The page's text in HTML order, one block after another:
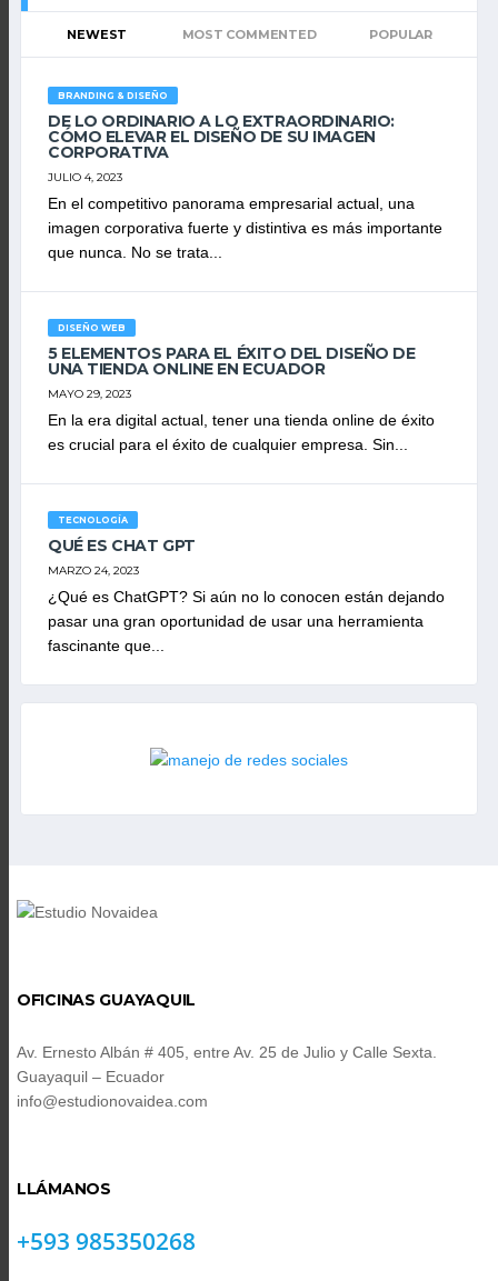
NEWEST MOST COMMENTED POPULAR
BRANDING & DISEÑO
DE LO ORDINARIO A LO EXTRAORDINARIO:
CÓMO ELEVAR EL DISEÑO DE SU IMAGEN
CORPORATIVA
JULIO 4, 2023
En el competitivo panorama empresarial actual, una
imagen corporativa fuerte y distintiva es más importante
que nunca. No se trata...
DISEÑO WEB
5 ELEMENTOS PARA EL ÉXITO DEL DISEÑO DE
UNA TIENDA ONLINE EN ECUADOR
MAYO 29, 2023
En la era digital actual, tener una tienda online de éxito
es crucial para el éxito de cualquier empresa. Sin...
TECNOLOGÍA
QUÉ ES CHAT GPT
MARZO 24, 2023
¿Qué es ChatGPT? Si aún no lo conocen están dejando
pasar una gran oportunidad de usar una herramienta
fascinante que...
OFICINAS GUAYAQUIL
Av. Ernesto Albán # 405, entre Av. 25 de Julio y Calle Sexta.
Guayaquil – Ecuador
info@estudionovaidea.com
LLÁMANOS
+593 985350268